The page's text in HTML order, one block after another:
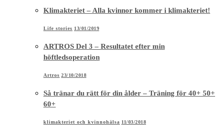
Klimakteriet – Alla kvinnor kommer i klimakteriet!
Life stories 13/01/2019
ARTROS Del 3 – Resultatet efter min
höftledsoperation
Artros 23/10/2018
Så tränar du rätt för din ålder – Träning för 40+ 50+
60+
klimakteriet och kvinnohälsa 11/03/2018